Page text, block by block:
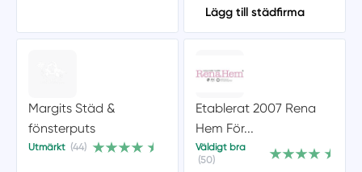
Lägg till städfirma
Margits Städ &
fönsterputs
Utmärkt (44)
Etablerat 2007 Rena
Hem För...
Väldigt bra
(50)